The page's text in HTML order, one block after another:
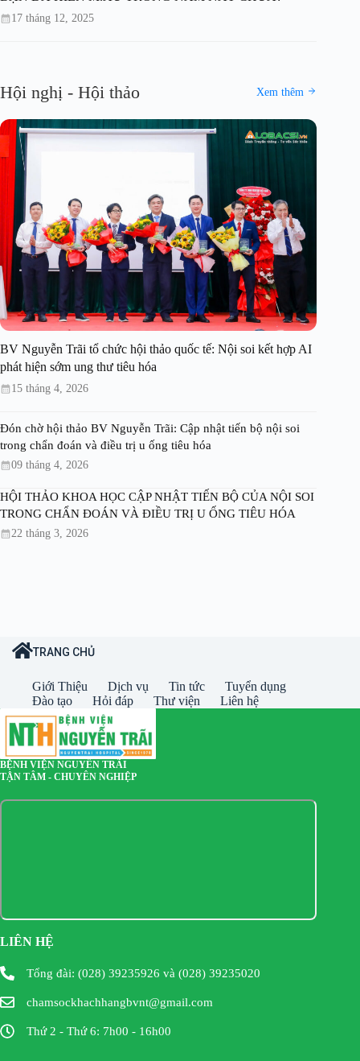
17 tháng 12, 2025
Hội nghị - Hội thảo Xem thêm
BV Nguyễn Trãi tổ chức hội thảo quốc tế: Nội soi kết hợp AI
phát hiện sớm ung thư tiêu hóa
15 tháng 4, 2026
Đón chờ hội thảo BV Nguyễn Trãi: Cập nhật tiến bộ nội soi
trong chẩn đoán và điều trị u ống tiêu hóa
09 tháng 4, 2026
HỘI THẢO KHOA HỌC CẬP NHẬT TIẾN BỘ CỦA NỘI SOI
TRONG CHẨN ĐOÁN VÀ ĐIỀU TRỊ U ỐNG TIÊU HÓA
22 tháng 3, 2026
TRANG CHỦ
Giới Thiệu Dịch vụ Tin tức
Tuyển dụng
Đào tạo
Hỏi đáp Thư viện Liên hệ
BỆNH VIỆN NGUYỄN TRÃI
TẬN TÂM - CHUYÊN NGHIỆP
LIÊN HỆ
Tổng đài: (028) 39235926 và (028) 39235020
chamsockhachhangbvnt@gmail.com
Thứ 2 - Thứ 6: 7h00 - 16h00